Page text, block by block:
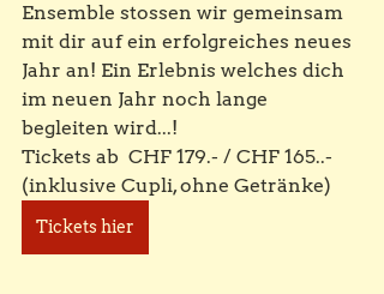
Ensemble stossen wir gemeinsam
mit dir auf ein erfolgreiches neues
Jahr an! Ein Erlebnis welches dich
im neuen Jahr noch lange
begleiten wird...!
Tickets ab  CHF 179.- / CHF 165..-
(inklusive Cupli, ohne Getränke)
Tickets hier